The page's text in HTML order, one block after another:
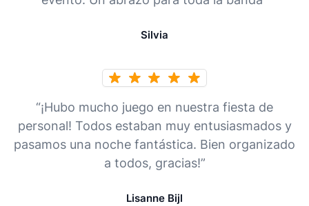
Silvia
“¡Hubo mucho juego en nuestra fiesta de
personal! Todos estaban muy entusiasmados y
pasamos una noche fantástica. Bien organizado
a todos, gracias!”
Lisanne Bijl